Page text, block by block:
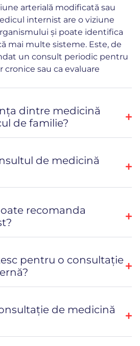
arterială modificată sau
internist are o viziune
și poate identifica
mai multe sisteme. Este, de
un consult periodic pentru
cronice sau ca evaluare
dintre medicină
de familie?
de medicină
recomanda
pentru o consultație
de medicină